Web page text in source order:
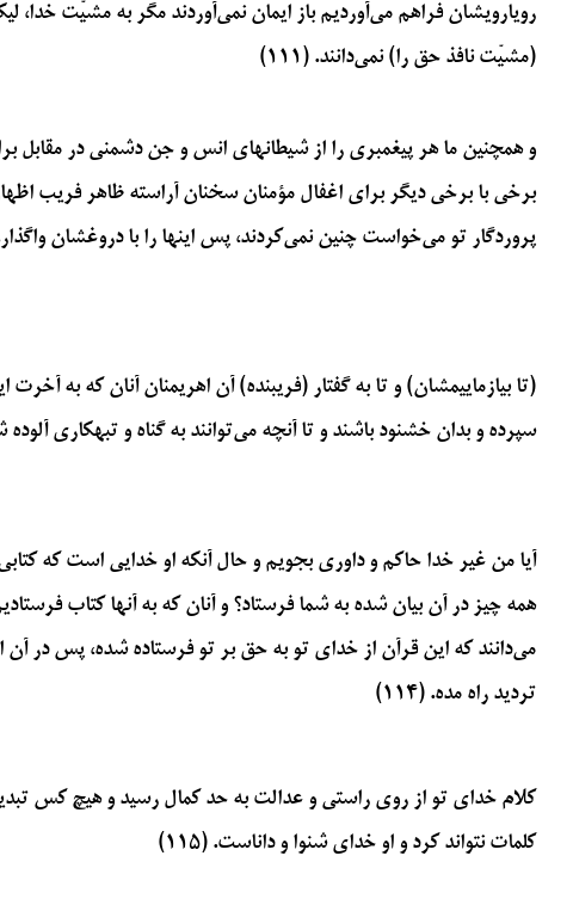
رویارویشان فراهم می‌آوردیم باز ایمان نمی‌آوردند مگر به مشیّت خدا،
(مشیّت نافذ حق را) نمی‌دانند. (۱۱۱)
و همچنین ما هر پیغمبری را از شیطانهای انس و جن دشمنی در مقابل
برخی با برخی دیگر برای اغفال مؤمنان سخنان آراسته ظاهر فریب
پروردگار تو می‌خواست چنین نمی‌کردند، پس اینها را با دروغشان واگذار.
(تا بیازماییمشان) و تا به گفتار (فریبنده) آن اهریمنان آنان که به آخرت
سپرده و بدان خشنود باشند و تا آنچه می‌توانند به گناه و تبهکاری آلوده
آیا من غیر خدا حاکم و داوری بجویم و حال آنکه او خدایی است که
همه چیز در آن بیان شده به شما فرستاد؟ و آنان که به آنها کتاب
می‌دانند که این قرآن از خدای تو به حق بر تو فرستاده شده، پس در آن
تردید راه مده. (۱۱۴)
کلام خدای تو از روی راستی و عدالت به حد کمال رسید و هیچ کس
کلمات نتواند کرد و او خدای شنوا و داناست. (۱۱۵)